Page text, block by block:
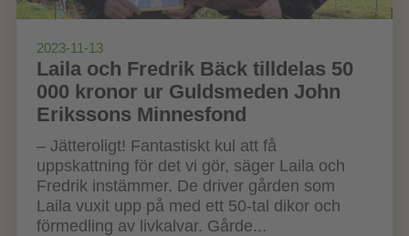
2023-11-13
Laila och Fredrik Bäck tilldelas 50
000 kronor ur Guldsmeden John
Erikssons Minnesfond
– Jätteroligt! Fantastiskt kul att få
uppskattning för det vi gör, säger Laila och
Fredrik instämmer. De driver gården som
Laila vuxit upp på med ett 50-tal dikor och
förmedling av livkalvar. Gårde...